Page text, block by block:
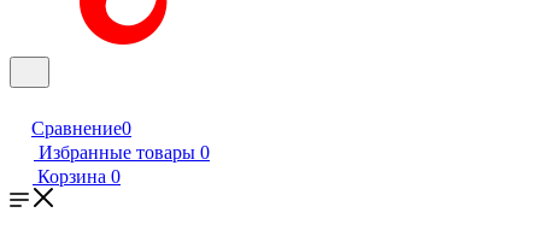
Сравнение0
Избранные товары 0
Корзина 0